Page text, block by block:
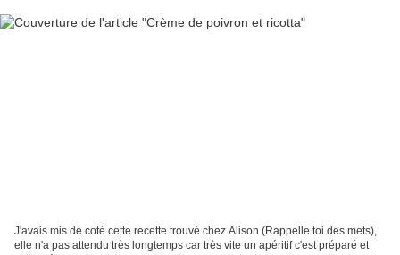
J'avais mis de coté cette recette trouvé chez Alison (Rappelle toi des mets),
elle n'a pas attendu très longtemps car très vite un apéritif c'est préparé et